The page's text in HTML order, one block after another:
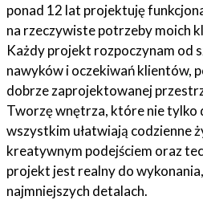
ponad 12 lat projektuję
na rzeczywistepotrzeby moich
Każdy projekt rozpoczynam od
nawyków i oczekiwań klientów,
dobrze zaprojektowanej
Tworzę wnętrza, które nie tylko
wszystkim ułatwiają codzienne
kreatywnym podejściem oraz
projekt jest realny do
najmniejszych detalach.